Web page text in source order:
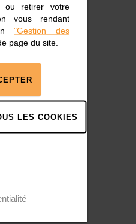
winchs
ou retirer votre
vous rendant
"Gestion des
page du site.
LES COOKIES